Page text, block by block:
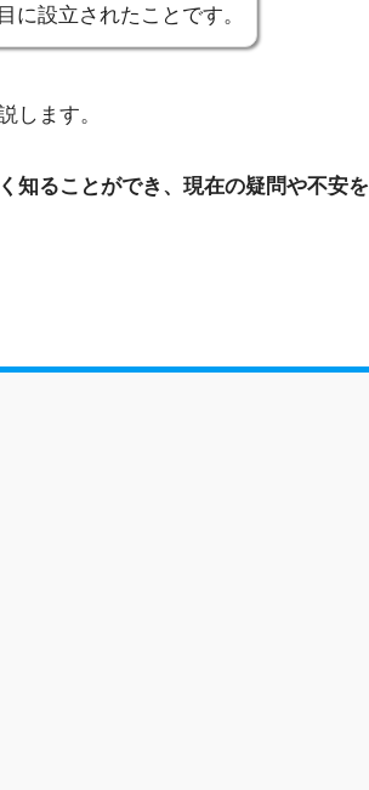
に設立されたことです。
します。
知ることができ、現在の疑問や不安を